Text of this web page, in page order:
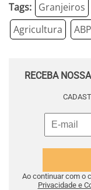
Tags: Granjeiros
Agricultura
RECEBA
Ao continuar com o
Privacidade e